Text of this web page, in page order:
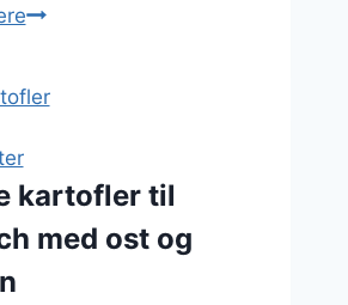
Bagte
ovnbagt
sauce
kartofler til
med ost og